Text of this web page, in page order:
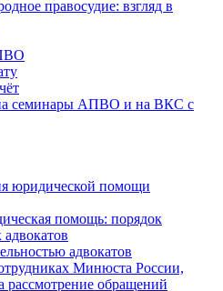
правосудие: взгляд в
семинары АПВО и на ВКС с
юридической помощи
помощь: порядок
адвокатов
адвокатов
Минюста России,
рассмотрение обращений